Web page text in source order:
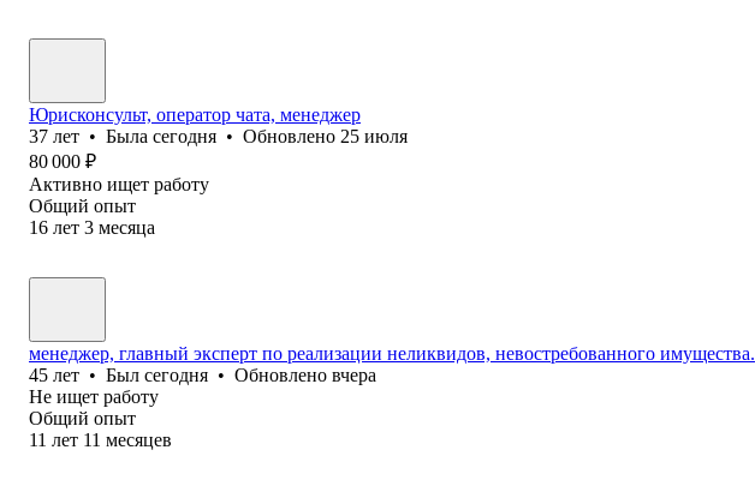
Юрисконсульт, оператор чата, менеджер
37 лет • Была сегодня • Обновлено 25 июля
80 000 ₽
Активно ищет работу
Общий опыт
16 лет 3 месяца
менеджер, главный эксперт по реализации неликвидов, невостребованного имущества.
45 лет • Был сегодня • Обновлено вчера
Не ищет работу
Общий опыт
11 лет 11 месяцев